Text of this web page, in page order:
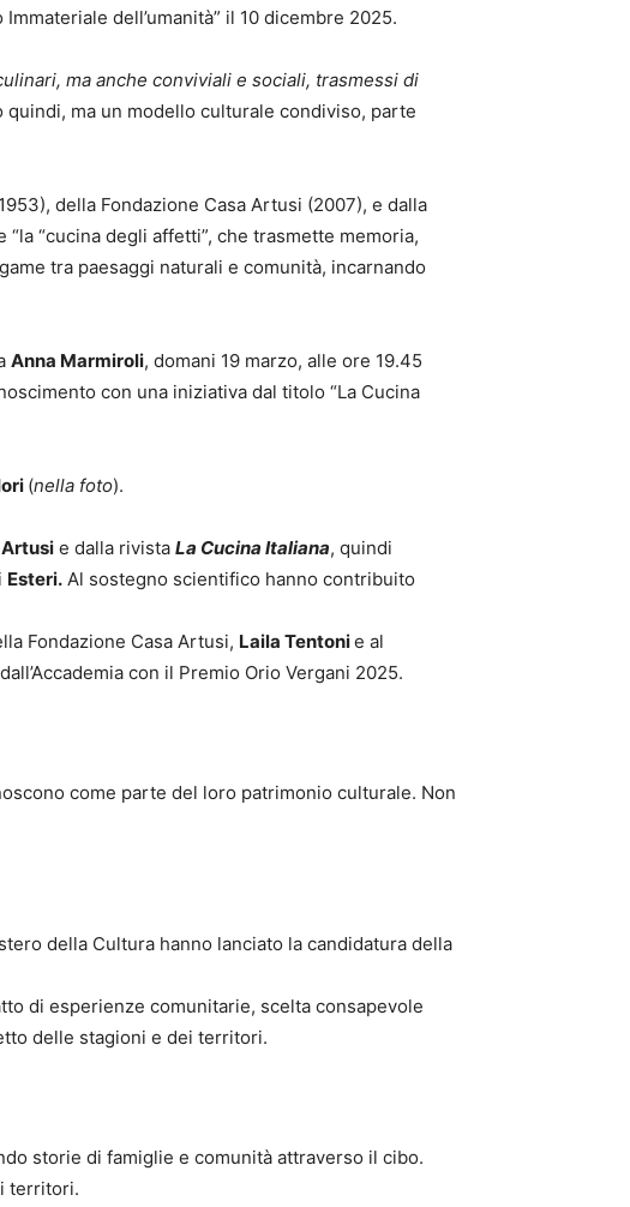
dell’umanità” il 10 dicembre 2025.
ma anche conviviali e sociali, trasmessi di
quindi, ma un modello culturale condiviso, parte
della Fondazione Casa Artusi (2007), e dalla
“cucina degli affetti”, che trasmette memoria,
tra paesaggi naturali e comunità, incarnando
Anna Marmiroli, domani 19 marzo, alle ore 19.45
con una iniziativa dal titolo “La Cucina
(nella foto).
Artusi e dalla rivista La Cucina Italiana, quindi
Esteri. Al sostegno scientifico hanno contribuito
Fondazione Casa Artusi, Laila Tentonie al
con il Premio Orio Vergani 2025.
come parte del loro patrimonio culturale. Non
della Cultura hanno lanciato la candidatura della
di esperienze comunitarie, scelta consapevole
delle stagioni e dei territori.
storie di famiglie e comunità attraverso il cibo.
territori.